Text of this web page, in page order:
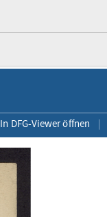
In DFG-Viewer öffnen